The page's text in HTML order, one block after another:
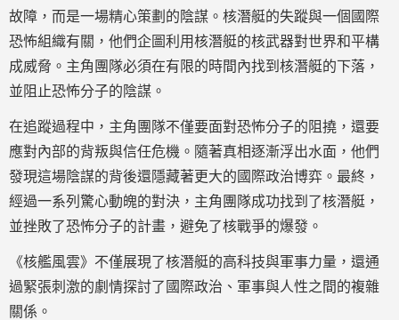
故障，而是一場精心策劃的陰謀。核潛艇的失蹤與一個國際
恐怖組織有關，他們企圖利用核潛艇的核武器對世界和平構
成威脅。主角團隊必須在有限的時間內找到核潛艇的下落，
並阻止恐怖分子的陰謀。
在追蹤過程中，主角團隊不僅要面對恐怖分子的阻撓，還要
應對內部的背叛與信任危機。隨著真相逐漸浮出水面，他們
發現這場陰謀的背後還隱藏著更大的國際政治博弈。最終，
經過一系列驚心動魄的對決，主角團隊成功找到了核潛艇，
並挫敗了恐怖分子的計畫，避免了核戰爭的爆發。
《核艦風雲》不僅展現了核潛艇的高科技與軍事力量，還通
過緊張刺激的劇情探討了國際政治、軍事與人性之間的複雜
關係。